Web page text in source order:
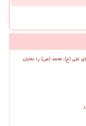
علی (ع)، محمد (ص) را نمایان